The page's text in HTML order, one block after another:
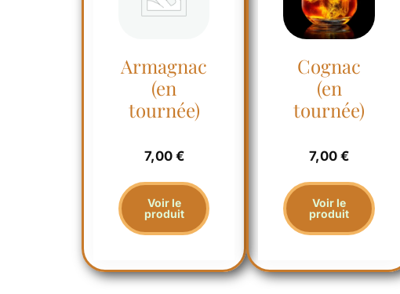
Armagnac
(en
tournée)
7,00 €
Voir le
produit
Cognac
(en
tournée)
7,00€
Voir le
produit